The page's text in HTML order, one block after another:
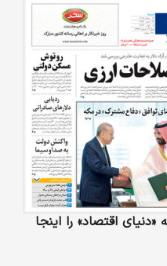
اقتصاد» را اینجا